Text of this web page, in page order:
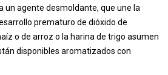
un agente desmoldante, que une la
prematuro de dióxido de
o de arroz o la harina de trigo asumen
disponibles aromatizados con